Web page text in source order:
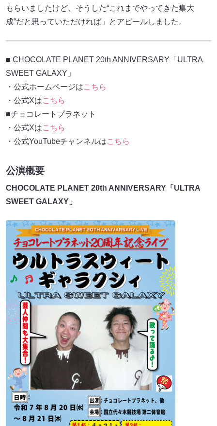
もらいましたけど、そうした“これまでやってきた集大
成”だと思っていただければ」とアピールしました。
■ CHOCOLATE PLANET 20th ANNIVERSARY「ULTRA
SWEET GALAXY」
・公式ホームページはこちら
・公式Xはこちら
■チョコレートプラネット
・公式Xはこちら
・公式YouTubeチャンネルはこちら
公演概要
CHOCOLATE PLANET 20th ANNIVERSARY「ULTRA
SWEET GALAXY」